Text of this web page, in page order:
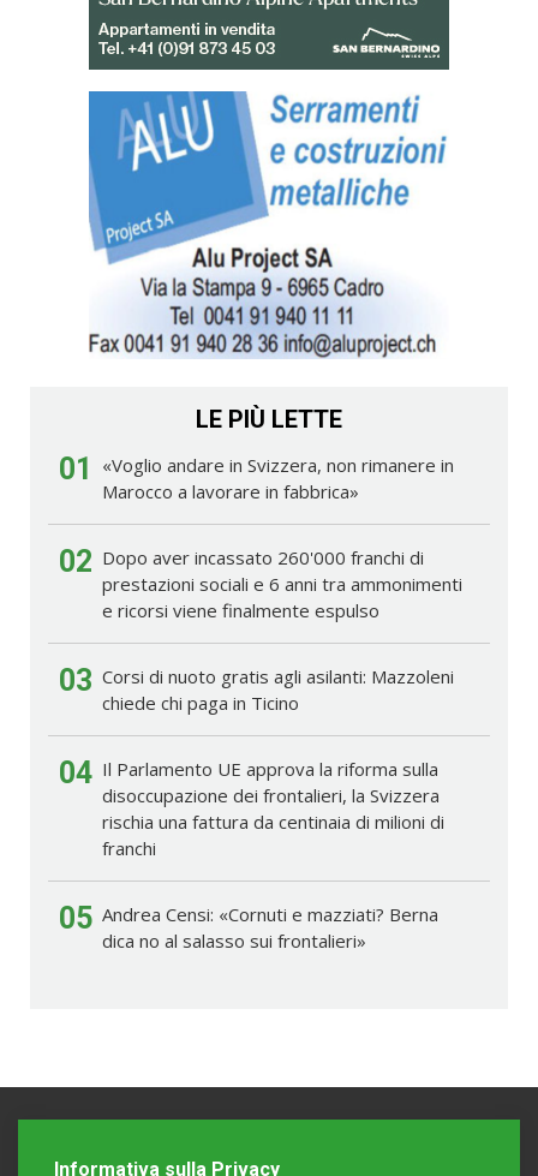
LE PIÙ LETTE
01
«Voglio andare in Svizzera, non rimanere in
Marocco a lavorare in fabbrica»
02 Dopo aver incassato 260'000 franchi di
prestazioni sociali e 6 anni tra ammonimenti
e ricorsi viene finalmente espulso
03 Corsi di nuoto gratis agli asilanti: Mazzoleni
chiede chi paga in Ticino
04 Il Parlamento UE approva la riforma sulla
disoccupazione dei frontalieri, la Svizzera
rischia una fattura da centinaia di milioni di
franchi
05 Andrea Censi: «Cornuti e mazziati? Berna
dica no al salasso sui frontalieri»
Informativa sulla Privacy